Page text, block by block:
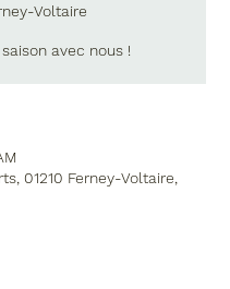
Voltaire
avec nous !
01210 Ferney-Voltaire,